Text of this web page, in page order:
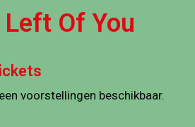
Left Of You
voorstellingen beschikbaar.